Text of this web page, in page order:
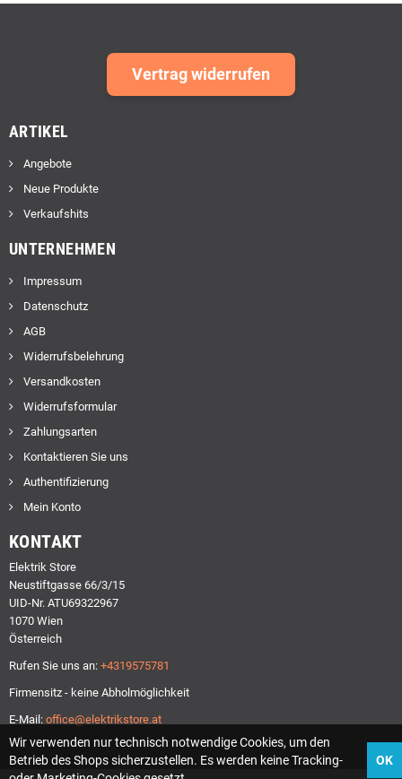
Vertrag widerrufen
ARTIKEL
Angebote
Neue Produkte
Verkaufshits
UNTERNEHMEN
Impressum
Datenschutz
AGB
Widerrufsbelehrung
Versandkosten
Widerrufsformular
Zahlungsarten
Kontaktieren Sie uns
Authentifizierung
Mein Konto
KONTAKT
Elektrik Store
Neustiftgasse 66/3/15
UID-Nr. ATU69322967
1070 Wien
Österreich
Rufen Sie uns an: +4319575781
Firmensitz - keine Abholmöglichkeit
E-Mail: office@elektrikstore.at
Wir verwenden nur technisch notwendige Cookies, um den
Betrieb des Shops sicherzustellen. Es werden keine Tracking-
OK